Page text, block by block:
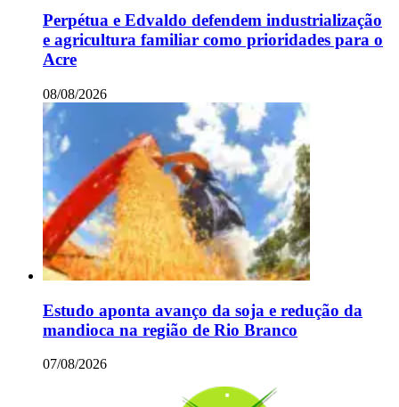
Perpétua e Edvaldo defendem industrialização
e agricultura familiar como prioridades para o
Acre
08/08/2026
Estudo aponta avanço da soja e redução da
mandioca na região de Rio Branco
07/08/2026